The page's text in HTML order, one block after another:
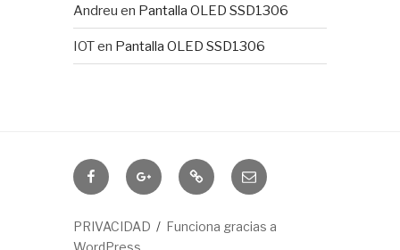
Andreu en Pantalla OLED SSD1306
IOTen Pantalla OLED SSD1306
DomóticaIOTUY RSS
Correo
electrónico
PRIVACIDAD
Funciona gracias a